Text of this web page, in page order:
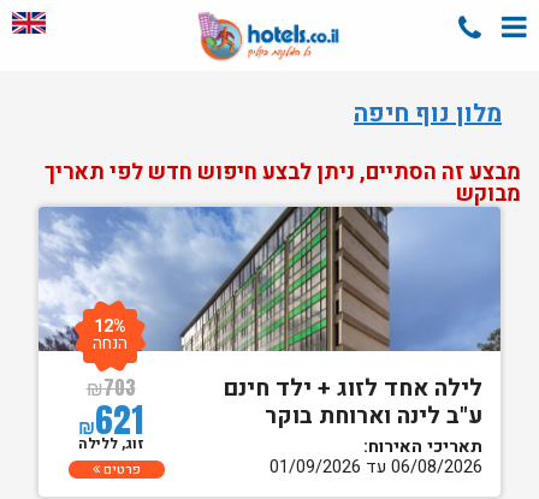
מלון נוף חיפה
מבצע זה הסתיים, ניתן לבצע חיפוש חדש לפי תאריך
מבוקש
לילה אחד לזוג + ילד חינם
ע"ב לינה וארוחת בוקר
תאריכי האירוח:
06/08/2026 עד 01/09/2026
₪703
₪621
12%
הנחה
זוג, ללילה
פרטים